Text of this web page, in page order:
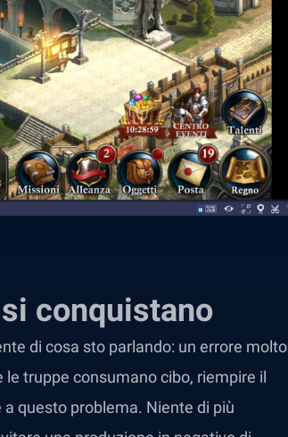
conquistano
di cosa sto parlando: un errore molto
truppe consumano cibo, riempire il
questo problema. Niente di più